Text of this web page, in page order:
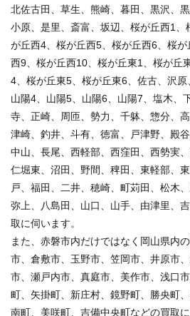
北佐古田、草生、熊崎、暮田、黒沢、
小原、是里、斎富、坂辺、桜が丘西1
が丘西4、桜が丘西5、桜が丘西6、桜
西9、桜が丘西10、桜が丘東1、桜が丘
4、桜が丘東5、桜が丘東6、佐古、沢原
山陽4、山陽5、山陽6、山陽7、塩木、
寺、正崎、周匝、勢力、千躰、惣分、
津崎、釣井、斗有、徳富、戸津野、殿
中山、長尾、西軽部、西窪田、西勢実
仁堀東、沼田、野間、稗田、東軽部、
戸、福田、二井、穂崎、町苅田、松木
弥上、八島田、山口、山手、由津里、
取に伺います。
また、赤磐市内だけではなく岡山県内
市、倉敷市、玉野市、笠岡市、井原市
市、瀬戸内市、真庭市、美作市、浅口
町、矢掛町、新庄村、鏡野町、勝央町
南町、美咲町、吉備中央町などの買取